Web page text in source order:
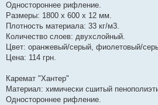
Одностороннее рифление.
Размеры: 1800 х 600 х 12 мм.
Плотность материала: 33 кг/м3.
Количество слоев: двухслойный.
Цвет: оранжевый/серый, фиолетовый/
Цена: 114 грн.
Каремат "Хантер"
Материал: химически сшитый
Одностороннее рифление.